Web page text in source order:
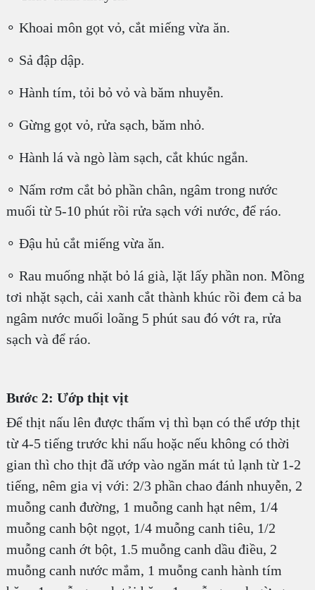
∘ Khoai môn gọt vỏ, cắt miếng vừa ăn.
∘ Sả đập dập.
∘ Hành tím, tỏi bỏ vỏ và băm nhuyễn.
∘ Gừng gọt vỏ, rửa sạch, băm nhỏ.
∘ Hành lá và ngò làm sạch, cắt khúc ngắn.
∘ Nấm rơm cắt bỏ phần chân, ngâm trong nước
muối từ 5-10 phút rồi rửa sạch với nước, để ráo.
∘ Đậu hủ cắt miếng vừa ăn.
∘ Rau muống nhặt bỏ lá già, lặt lấy phần non. Mồng
tơi nhặt sạch, cải xanh cắt thành khúc rồi đem cả ba
ngâm nước muối loãng 5 phút sau đó vớt ra, rửa
sạch và để ráo.
Bước 2: Ướp thịt vịt
Để thịt nấu lên được thấm vị thì bạn có thể ướp thịt
từ 4-5 tiếng trước khi nấu hoặc nếu không có thời
gian thì cho thịt đã ướp vào ngăn mát tủ lạnh từ 1-2
tiếng, nêm gia vị với: 2/3 phần chao đánh nhuyễn, 2
muỗng canh đường, 1 muỗng canh hạt nêm, 1/4
muỗng canh bột ngọt, 1/4 muỗng canh tiêu, 1/2
muỗng canh ớt bột, 1.5 muỗng canh dầu điều, 2
muỗng canh nước mắm, 1 muỗng canh hành tím